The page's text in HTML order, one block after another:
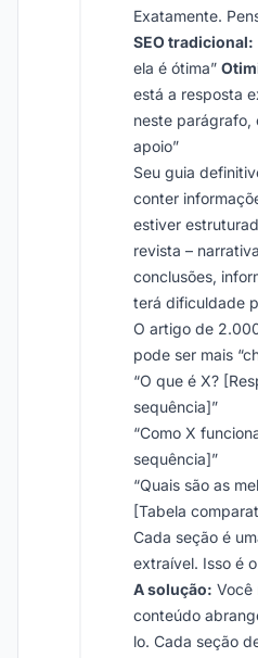
Exatamente.
SEO tradicional:
ela é ótima”
está a resposta
neste parágrafo,
apoio”
Seu guia
conter
estiver
revista –
conclusões,
terá dificuldade
O artigo de
pode ser mais
“O que é X?
sequência]”
“Como X
sequência]”
“Quais são as
[Tabela
Cada seção é
extraível. Isso é
A solução: Você
conteúdo
lo. Cada seção